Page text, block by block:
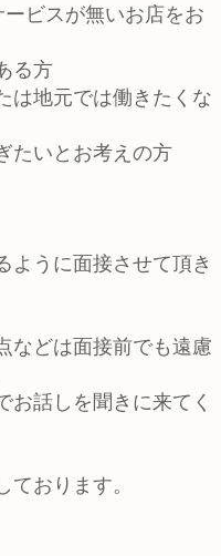
ビスが無いお店をお
る方
は地元では働きたくな
たいとお考えの方
ように面接させて頂き
などは面接前でも遠慮
お話しを聞きに来てく
おります。